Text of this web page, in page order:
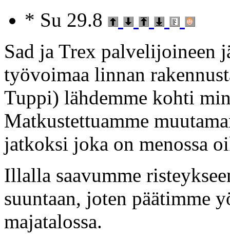
* Su 29.8
Sad ja Trex palvelijoineen
työvoimaa linnan
Tuppi) lähdemme kohti
Matkustettuamme
jatkoksi joka on menossa
Illalla saavumme
suuntaan, joten päätimme
majatalossa.